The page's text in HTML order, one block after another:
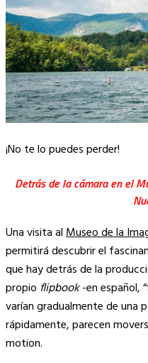
¡No te lo puedes perder!
Detrás de la cámara en el
Una visita alMuseo de la
permitirá descubrir el
que hay detrás de la
propio flipbook-en español,
varían gradualmente de una
rápidamente, parecen
motion.